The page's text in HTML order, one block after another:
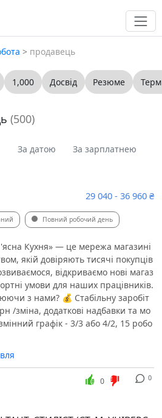
> продавець
1,000 Досвід Резюме
(500)
За датою За зарплатнею
29 040 - 36 960 ₴
Повний робочий день
Кухня» — це мережа магазині
якій довіряють тисячі покупців
відкриваємо нові магаз
умови для наших працівників.
з нами? 💰 Стабільну заробіт
/зміна, додаткові надбавки та мо
графік - 3/3 або 4/2, 15 робо
0
0